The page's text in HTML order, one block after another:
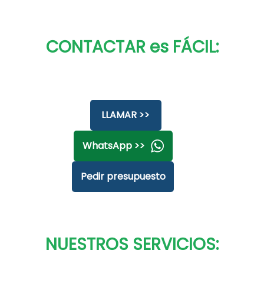
CONTACTAR es FÁCIL:
LLAMAR >>
WhatsApp >>
Pedir presupuesto
NUESTROS SERVICIOS: